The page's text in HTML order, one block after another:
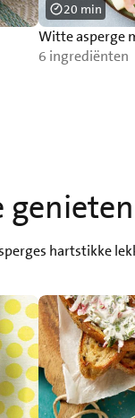
Witte asperge
6 ingrediënten
20 min
genieten
hartstikke